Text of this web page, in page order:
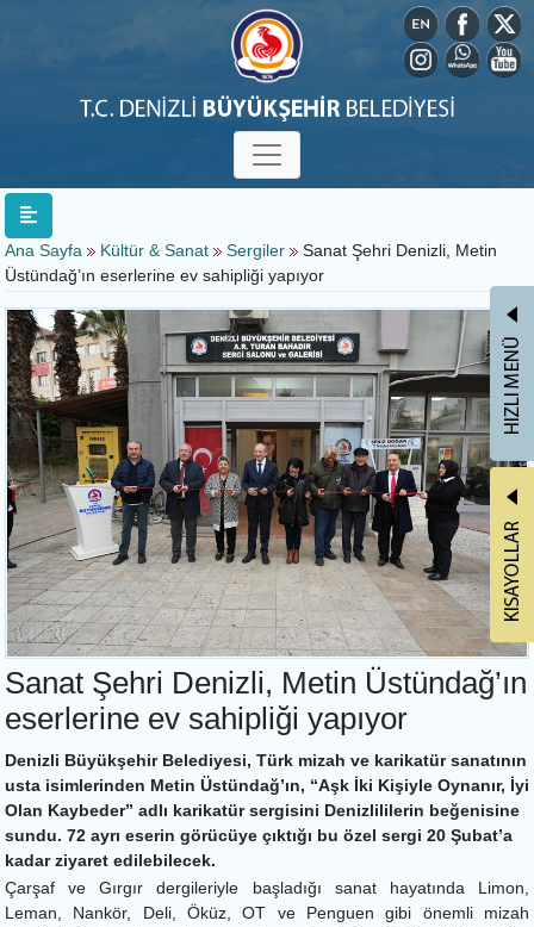
Ana Sayfa Kültür & Sanat Sergiler
Sanat Şehri Denizli, Metin
Üstündağ’ın eserlerine ev sahipliği yapıyor
Sanat Şehri Denizli, Metin Üstündağ’ın
eserlerine ev sahipliği yapıyor
Denizli Büyükşehir Belediyesi, Türk mizah ve karikatür sanatının
usta isimlerinden Metin Üstündağ’ın, “Aşk İki Kişiyle Oynanır, İyi
Olan Kaybeder” adlı karikatür sergisini Denizlililerin beğenisine
sundu. 72 ayrı eserin görücüye çıktığı bu özel sergi 20 Şubat’a
kadar ziyaret edilebilecek.
Çarşaf ve Gırgır dergileriyle başladığı sanat hayatında Limon,
Leman, Nankör, Deli, Öküz, OT ve Penguen gibi önemli mizah